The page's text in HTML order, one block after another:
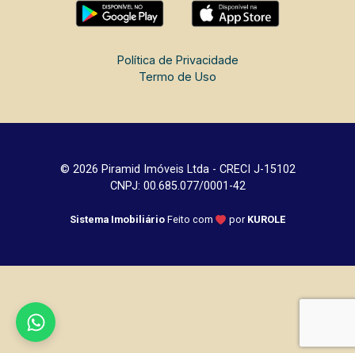
Política de Privacidade
Termo de Uso
© 2026 Piramid Imóveis Ltda - CRECI J-15102
CNPJ: 00.685.077/0001-42
Sistema Imobiliário Feito com por KUROLE